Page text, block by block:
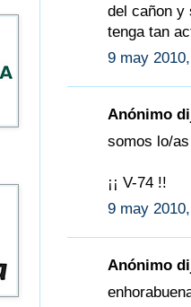
del cañon y
tenga tan
9 may
Anónimo
somos lo/
¡¡ V-74 !!
9 may
Anónimo